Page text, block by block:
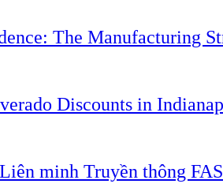
The Manufacturing
Discounts in
minh Truyền thông